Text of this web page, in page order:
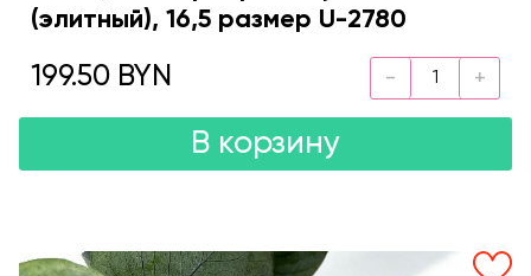
(элитный), 16,5 размер U-2780
199.50 BYN
В корзину